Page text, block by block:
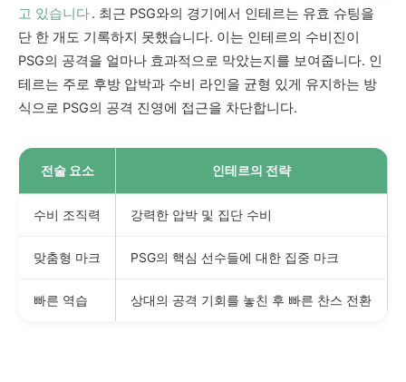
고 있습니다. 최근 PSG와의 경기에서 인테르는 유효 슈팅을
단 한 개도 기록하지 못했습니다. 이는 인테르의 수비진이
PSG의 공격을 얼마나 효과적으로 막았는지를 보여줍니다. 인
테르는 주로 후방 압박과 수비 라인을 균형 있게 유지하는 방
식으로 PSG의 공격 진영에 접근을 차단합니다.
전술 요소 인테르의 전략
수비 조직력 강력한 압박 및 집단 수비
맞춤형 마크 PSG의 핵심 선수들에 대한 집중 마크
빠른 역습 상대의 공격 기회를 놓친 후 빠른 찬스 전환